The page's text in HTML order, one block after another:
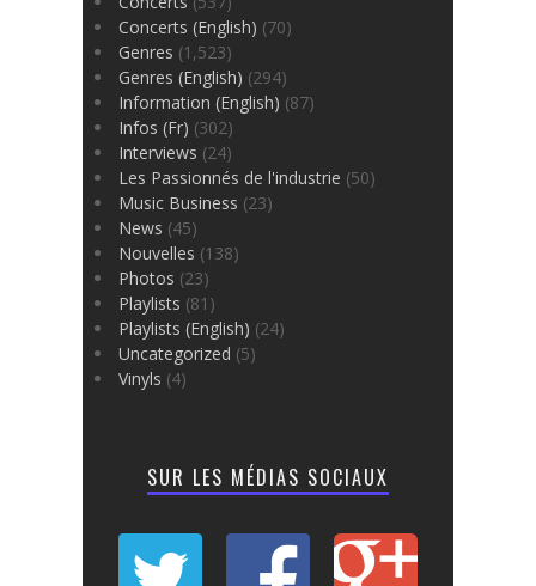
Concerts (English) (70)
Genres (1,523)
Genres (English) (294)
Information (English) (87)
Infos (Fr) (302)
Interviews (24)
Les Passionnés de l'industrie (50)
Music Business (23)
News (45)
Nouvelles (138)
Photos (23)
Playlists (81)
Playlists (English) (24)
Uncategorized (5)
Vinyls (4)
SUR LES MÉDIAS SOCIAUX